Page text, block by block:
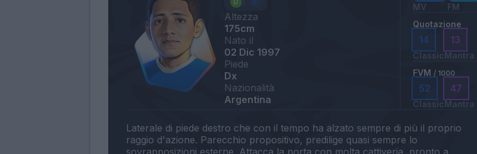
Altezza
175cm
Nato il
02 Dic 1997
Piede
Dx
Nazionalità
Argentina
MV
FM
Quotazione
14
Classic
13
Mantra
FVM / 1000
52
Classic
47
Mantra
Laterale di piede destro che con il tempo ha alzato sempre di più il proprio
raggio d'azione. Parecchio propositivo, predilige quasi sempre lo
sovrapposizioni esterne. Attacca la porta con molta cattiveria, pronto a